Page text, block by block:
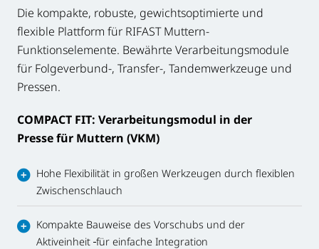
Die kompakte, robuste, gewichtsoptimierte und
flexible Plattform für RIFAST Muttern-
Funktionselemente. Bewährte Verarbeitungsmodule
für Folgeverbund-, Transfer-, Tandemwerkzeuge und
Pressen.
COMPACT FIT: Verarbeitungsmodul in der
Presse für Muttern (VKM)
Hohe Flexibilität in großen Werkzeugen durch flexiblen
Zwischenschlauch
Kompakte Bauweise des Vorschubs und der
Aktiveinheit für einfache Integration